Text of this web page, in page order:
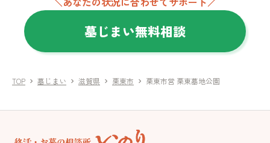
墓じまい無料相談
TOP chevron_right 墓じまい chevron_right 滋賀県 chevron_right 栗東市 chevron_right 栗東市営 栗東墓地公園